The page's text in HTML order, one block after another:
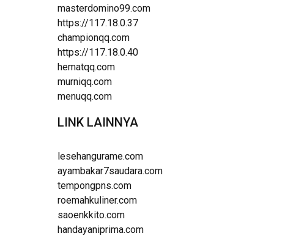
masterdomino99.com
https://117.18.0.37
championqq.com
https://117.18.0.40
hematqq.com
murniqq.com
menuqq.com
LINK LAINNYA
lesehangurame.com
ayambakar7saudara.com
tempongpns.com
roemahkuliner.com
saoenkkito.com
handayaniprima.com